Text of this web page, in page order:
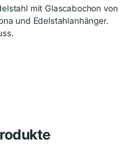
mit Glascabochon von
und Edelstahlanhänger.